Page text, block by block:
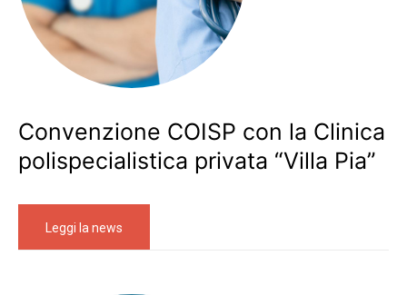
Convenzione COISP con la Clinica
polispecialistica privata “Villa Pia”
Leggi la news